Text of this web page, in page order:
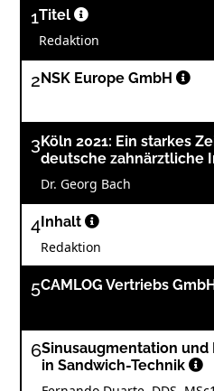
1Titel
Redaktion
2 NSK Europe GmbH
3 Köln 2021: Ein starkes
deutsche zahnärztliche
Dr. Georg Bach
4 Inhalt
Redaktion
5CAMLOG Vertriebs
6Sinusaugmentation
in Sandwich-Technik